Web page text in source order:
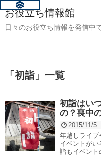
お役立ち情報館
日々のお役立ち情報を発信中
「 初詣 」 一覧
初詣はい
の？喪中
2015/11/5
年越しライブ
イベントが
詣もイベント